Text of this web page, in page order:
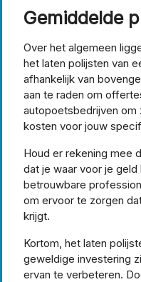
Gemiddelde
Over het algemeen
het laten polijsten van
afhankelijk van
aan te raden om
autopoetsbedrijven om
kosten voor jouw
Houd er rekening mee
dat je waar voor je
betrouwbare
om ervoor te zorgen
krijgt.
Kortom, het laten
geweldige investering
ervan te verbeteren.